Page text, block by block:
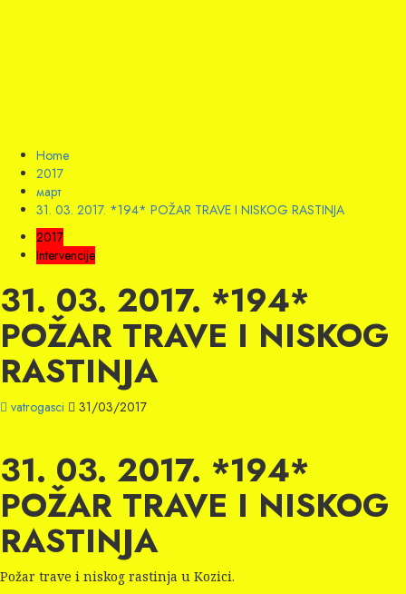
Home
2017
март
31. 03. 2017. *194* POŽAR TRAVE I NISKOG RASTINJA
2017
Intervencije
31. 03. 2017. *194*
POŽAR TRAVE I NISKOG
RASTINJA
vatrogasci 31/03/2017
31. 03. 2017. *194*
POŽAR TRAVE I NISKOG
RASTINJA
Požar trave i niskog rastinja u Kozici.